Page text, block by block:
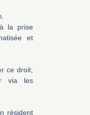
la prise
et
ce droit,
via les
résident